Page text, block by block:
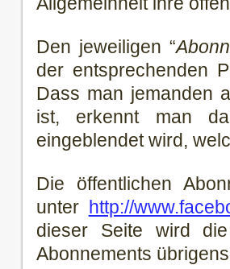
Den jeweiligen “
der entsprechenden
Dass man jemanden
ist, erkennt man
eingeblendet wird,
Die öffentlichen
unter http://
dieser Seite wird
Abonnements